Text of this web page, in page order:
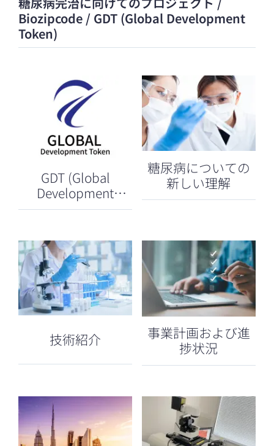
Biozipcode / GDT (Global Development
Token)
GDT (Global
Development
Token)について
糖尿病についての
新しい理解
技術紹介
事業計画および進
捗状況